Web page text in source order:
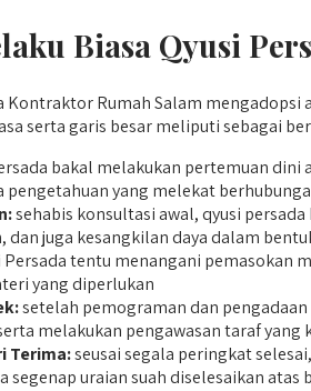
Biasa Qyusi
Kontraktor Rumah Salam
serta garis besar meliputi sebagai
bakal melakukan pertemuan
pengetahuan yang melekat
sehabis konsultasi awal, qyusi
juga kesangkilan daya dalam
Persada tentu menangani
yang diperlukan
setelah pemograman dan
melakukan pengawasan taraf yang
Terima:seusai segala peringkat
segenap uraian suah diselesaikan